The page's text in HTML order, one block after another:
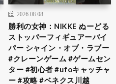
2026.08.08
勝利の女神：NIKKE ぬーどる
ストッパーフィギュアーバイ
パー シャイン・オブ・ラブー
#クレーンゲーム #ゲームセン
ター #初心者 #ufoキャッチャ
ー #攻略 #ベネクス川越